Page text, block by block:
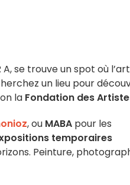
A, se trouve un spot où l’art
un lieu pour
la Fondation des
, ou MABA pour les
temporaires
Peinture,